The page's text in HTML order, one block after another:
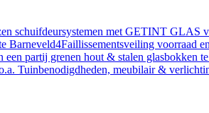
schuifdeursystemen met GETINT GLAS
Barneveld4Faillissementsveiling voorraad
een partij grenen hout & stalen glasbokken
Tuinbenodigdheden, meubilair &